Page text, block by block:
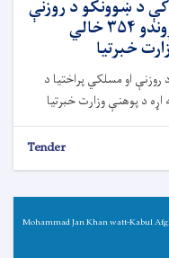
کې د ښوونکو د روزنې
او مسلکي پراختیا د علمي غړو اړوندو ۳۵۴ خالي
خبرتیا
روزنې او مسلکي پراختیا د
Tender
Mohammad Jan Khan watt-Kabul